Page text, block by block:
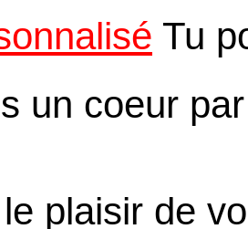
Tu
un coeur
plaisir de